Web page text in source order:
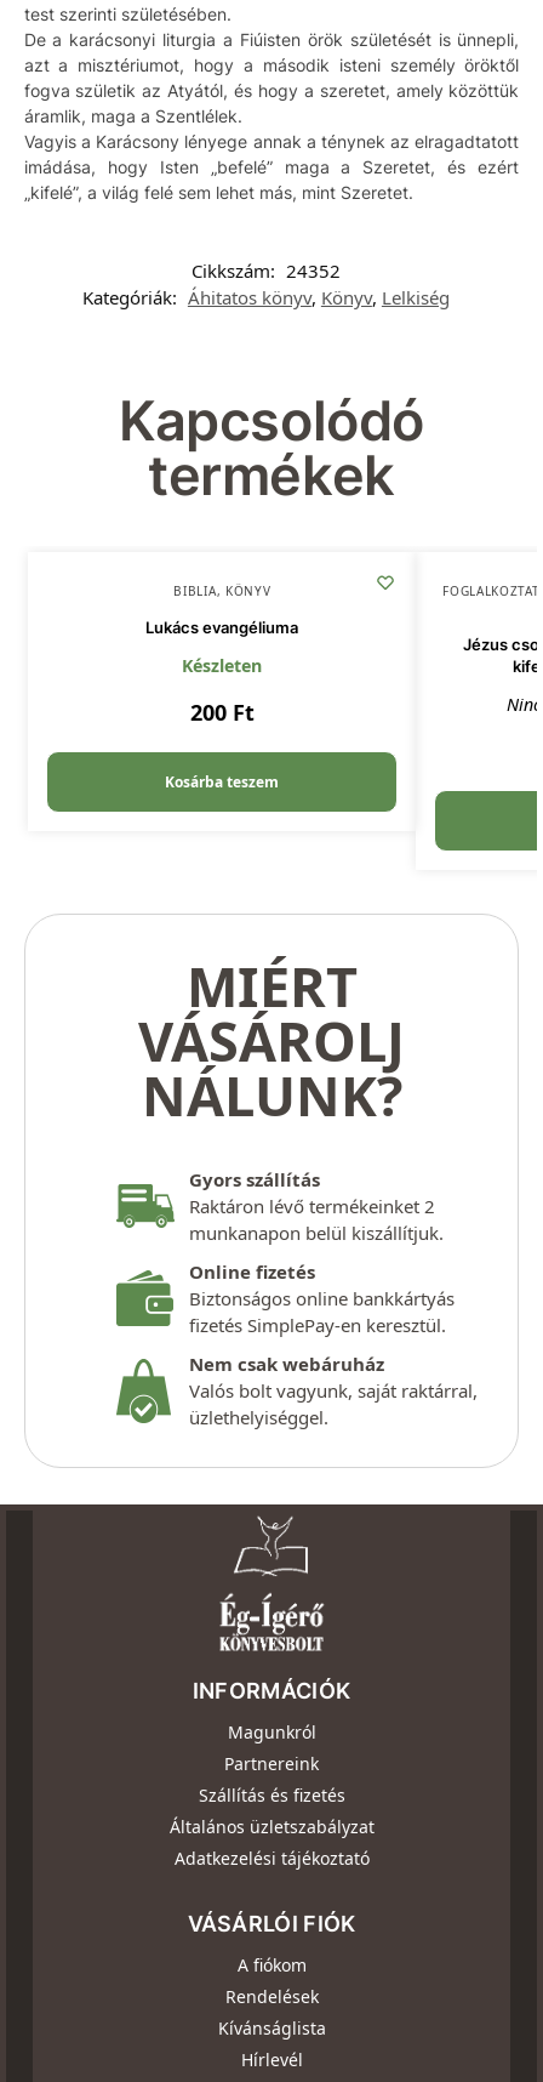
test szerinti születésében.
De a karácsonyi liturgia a Fiúisten örök születését is ünnepli,
azt a misztériumot, hogy a második isteni személy öröktől
fogva születik az Atyától, és hogy a szeretet, amely közöttük
áramlik, maga a Szentlélek.
Vagyis a Karácsony lényege annak a ténynek az elragadtatott
imádása, hogy Isten „befelé” maga a Szeretet, és ezért
„kifelé”, a világ felé sem lehet más, mint Szeretet.
Cikkszám: 24352
Kategóriák: Áhitatos könyv, Könyv, Lelkiség
Kapcsolódó
termékek
BIBLIA, KÖNYV
Lukács evangéliuma
Készleten
200 Ft
Kosárba teszem
Jézus
MIÉRT
VÁSÁROLJ
NÁLUNK?
Gyors szállítás
Raktáron lévő termékeinket 2
munkanapon belül kiszállítjuk.
Online fizetés
Biztonságos online bankkártyás
fizetés SimplePay-en keresztül.
Nem csak webáruház
Valós bolt vagyunk, saját raktárral,
üzlethelyiséggel.
INFORMÁCIÓK
Magunkról
Partnereink
Szállítás és fizetés
Általános üzletszabályzat
Adatkezelési tájékoztató
VÁSÁRLÓI FIÓK
A fiókom
Rendelések
Kívánságlista
Hírlevél